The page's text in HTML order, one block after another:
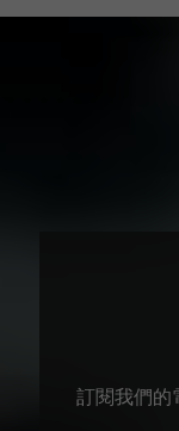
訂閱我們的